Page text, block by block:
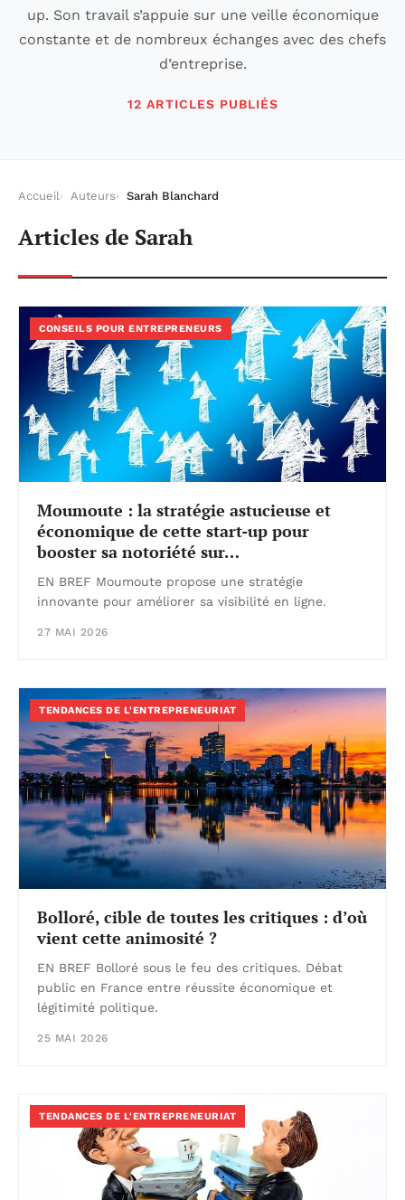
up. Son travail s’appuie sur une veille économique
constante et de nombreux échanges avec des chefs
d’entreprise.
12 ARTICLES PUBLIÉS
Accueil Auteurs Sarah Blanchard
Articles de Sarah
CONSEILS POUR ENTREPRENEURS
Moumoute : la stratégie astucieuse et
économique de cette start-up pour
booster sa notoriété sur…
EN BREF Moumoute propose une stratégie
innovante pour améliorer sa visibilité en ligne.
27 MAI 2026
TENDANCES DE L'ENTREPRENEURIAT
Bolloré, cible de toutes les critiques : d’où
vient cette animosité ?
EN BREF Bolloré sous le feu des critiques. Débat
public en France entre réussite économique et
légitimité politique.
25 MAI 2026
TENDANCES DE L'ENTREPRENEURIAT